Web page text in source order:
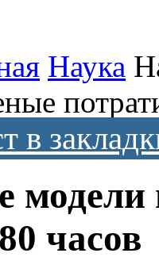
Наука
в
часов